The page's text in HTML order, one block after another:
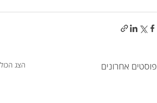
פוסטים אחרונים הצג הכול